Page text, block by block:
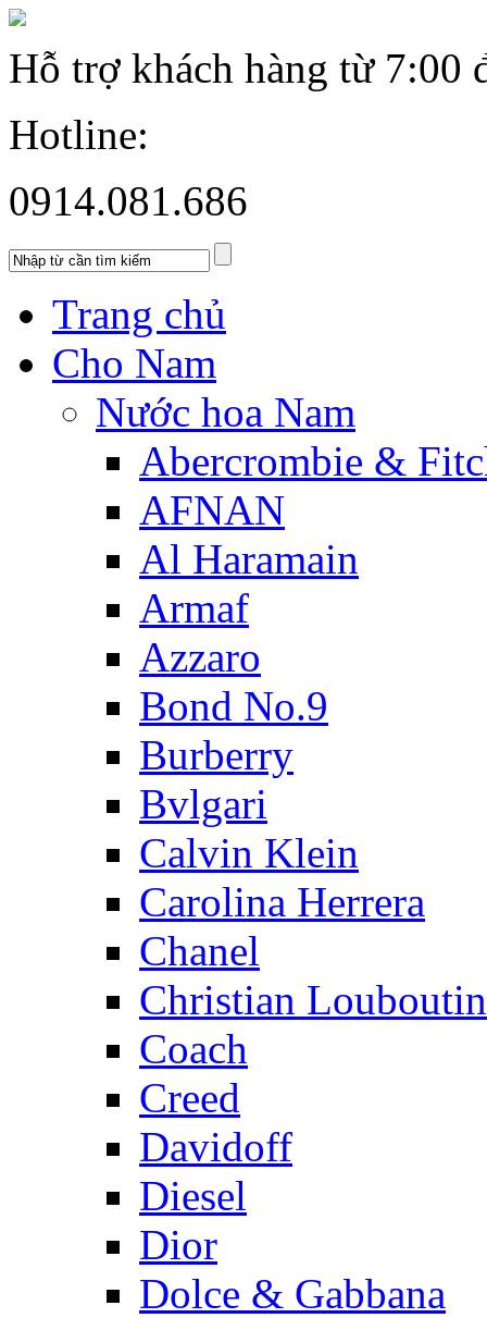
Hỗ trợ khách hàng từ 7:00
Hotline:
0914.081.686
Trang chủ
Cho Nam
Nước hoa Nam
Abercrombie &
AFNAN
Al Haramain
Armaf
Azzaro
Bond No.9
Burberry
Bvlgari
Calvin Klein
Carolina Herrera
Chanel
Christian Louboutin
Coach
Creed
Davidoff
Diesel
Dior
Dolce & Gabbana